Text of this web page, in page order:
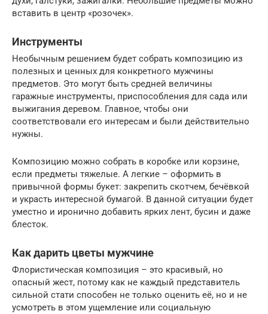
вставить в центр «розочек».
Инструменты
Необычным решением будет собрать композицию из
полезных и ценных для конкретного мужчины
предметов. Это могут быть средней величины
гаражные инструменты, приспособления для сада или
выжигания деревом. Главное, чтобы они
соответствовали его интересам и были действительно
нужны.
Композицию можно собрать в коробке или корзине,
если предметы тяжелые. А легкие – оформить в
привычной формы букет: закрепить скотчем, бечёвкой
и украсть интересной бумагой. В данной ситуации будет
уместно и иронично добавить ярких лент, бусин и даже
блесток.
Как дарить цветы мужчине
Флористическая композиция – это красивый, но
опасный жест, потому как не каждый представитель
сильной стати способен не только оценить её, но и не
усмотреть в этом ущемление или социальную